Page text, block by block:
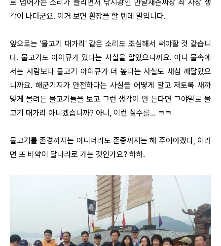
로 넘어가는 소리가 들리면서 낚시광인 만날재손짜장 최 사장 생
각이 나더군요. 이거 보면 환장을 할 텐데 말입니다.
앞으로는 '물고기 대가리' 같은 소리도 조심해서 써야할 것 같습니
다. 물고기도 아이큐가 있다는 사실을 알았으니까요. 아니 물속에
서는 사람보다 물고기 아이큐가 더 높다는 사실도 새삼 깨달았으
니까요. 해군기지가 안전하다는 사실을 어떻게 알고 저토록 새까
맣게 몰려든 물고기들을 보고 그런 생각이 안 든다면 그야말로 물
고기 대가리 아니겠습니까? 아니, 이런 실수를… ㅋㅋ
물고기를 존경까지는 아니더라도 존중까지는 해 주어야겠다, 이러
면 또 비약이 달나라로 가는 것인가요? 하하.